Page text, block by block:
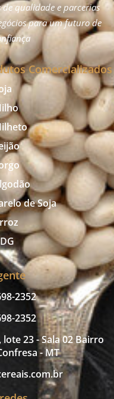
qualidade e parcerias
para um futuro de
Comercializados
de Soja
2352
2352
lote 23 - Sala 02 Bairro
- MT